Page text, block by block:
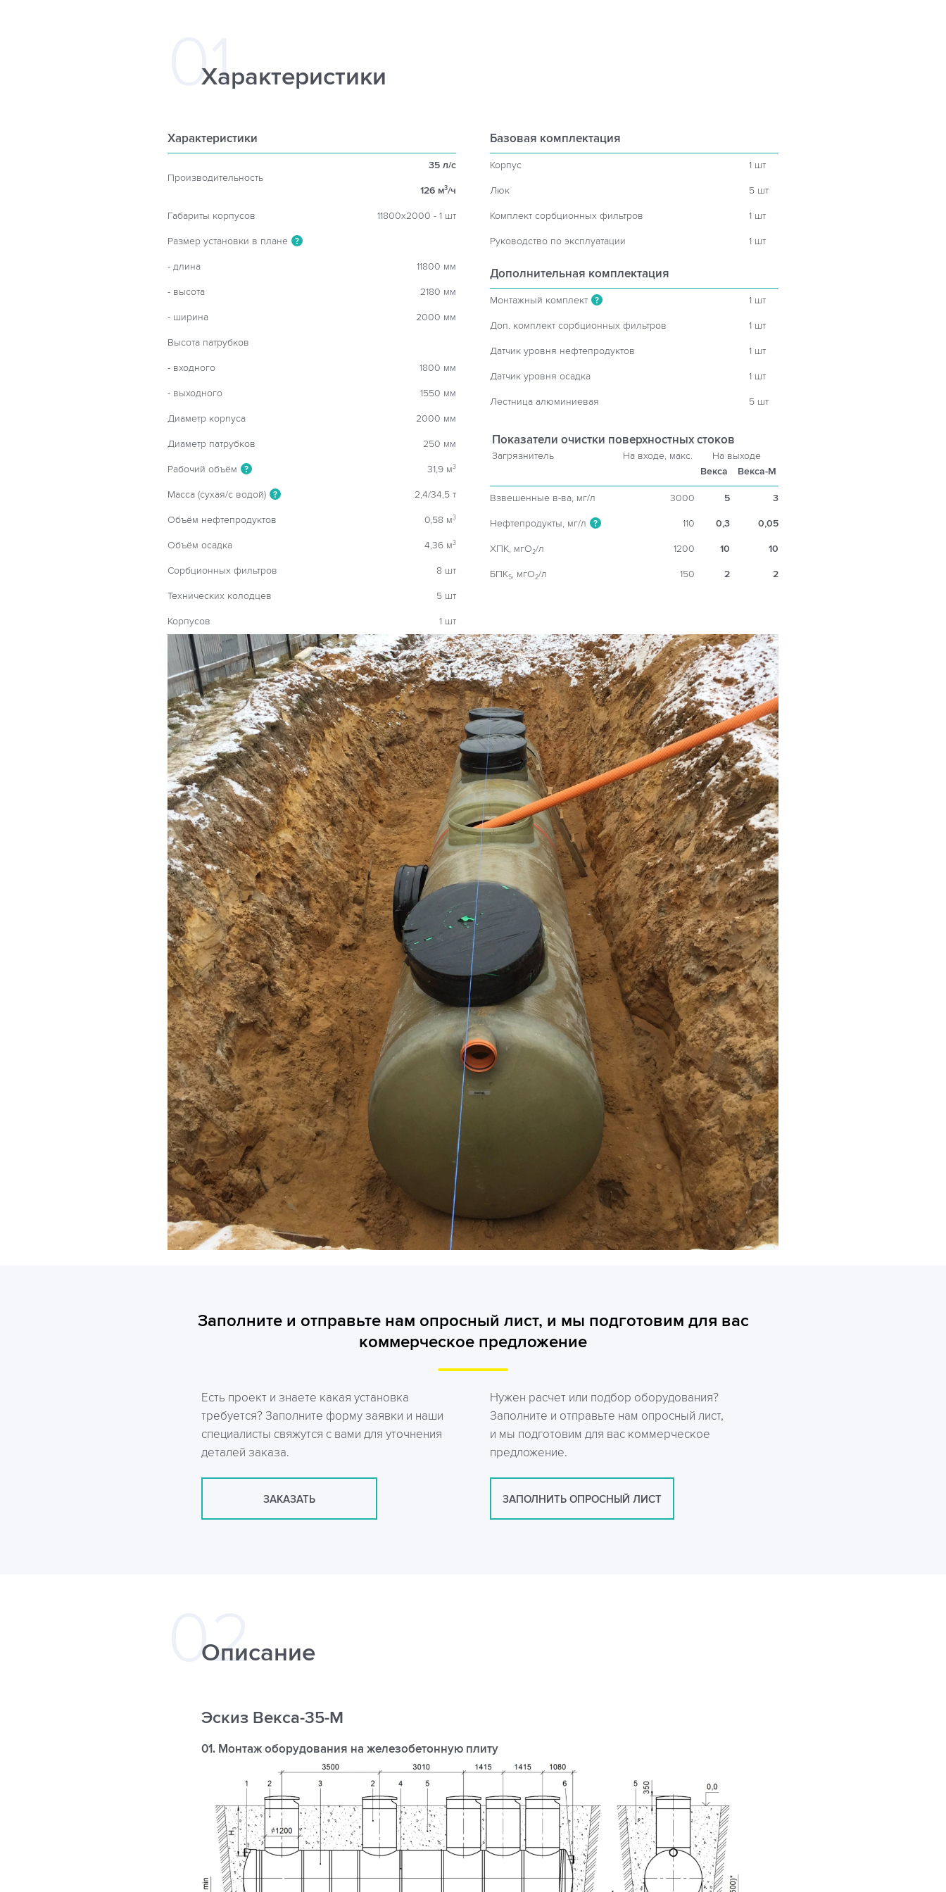
Характеристики
Характеристики
Производительность
35 л/с
126 м3/ч
Габариты корпусов 11800х2000 - 1 шт
Размер установки в плане ?
- длина 11800 мм
- высота 2180 мм
- ширина 2000 мм
Высота патрубков
- входного 1800 мм
- выходного 1550 мм
Диаметр корпуса 2000 мм
Диаметр патрубков 250 мм
Рабочий объём ? 31,9 м3
Масса (сухая/с водой) ? 2,4/34,5 т
Объём нефтепродуктов 0,58 м3
Объём осадка 4,36 м3
Сорбционных фильтров 8 шт
Технических колодцев 5 шт
Корпусов 1 шт
Базовая комплектация
Корпус 1 шт
Люк 5 шт
Комплект сорбционных фильтров 1 шт
Руководство по эксплуатации 1 шт
Дополнительная комплектация
Монтажный комплект ? 1 шт
Доп. комплект сорбционных фильтров 1 шт
Датчик уровня нефтепродуктов 1 шт
Датчик уровня осадка 1 шт
Лестница алюминиевая 5 шт
Показатели очистки поверхностных стоков
Загрязнитель На входе, макс.
На выходе
Векса
Векса-М
Взвешенные в-ва, мг/л 3000 5 3
Нефтепродукты, мг/л ? 110 0,3 0,05
ХПК, мгO2/л 1200 10 10
БПК5, мгO2/л 150 2 2
Заполните и отправьте нам опросный лист, и мы подготовим для вас
коммерческое предложение
Есть проект и знаете какая установка
требуется? Заполните форму заявки и наши
специалисты свяжутся с вами для уточнения
деталей заказа.
ЗАКАЗАТЬ
Нужен расчет или подбор оборудования?
Заполните и отправьте нам опросный лист,
и мы подготовим для вас коммерческое
предложение.
ЗАПОЛНИТЬ ОПРОСНЫЙ ЛИСТ
Описание
Эскиз Векса-35-М
01. Монтаж оборудования на железобетонную плиту